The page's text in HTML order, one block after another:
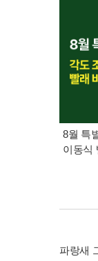
8월 특
이동식
파랑새